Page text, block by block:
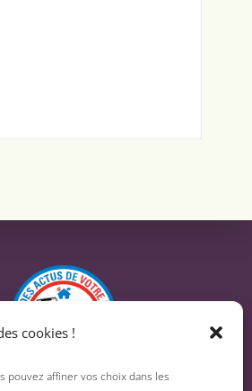
cookies !
pouvez affiner vos choix dans les